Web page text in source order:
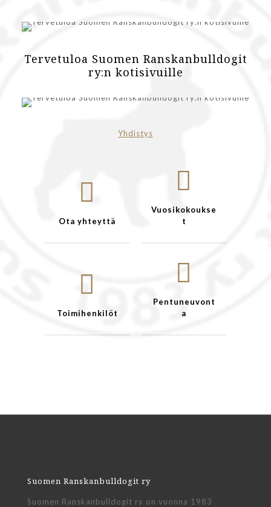
Tervetuloa Suomen Ranskanbulldogit
ry:n kotisivuille
Yhdistys
Ota yhteyttä
Vuosikokoukse
t
Toimihenkilöt
Pentuneuvont
a
Suomen Ranskanbulldogit ry
Suomen Ranskanbulldogit ry on vuonna 1983